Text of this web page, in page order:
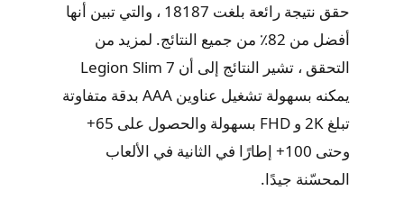
حقق نتيجة رائعة بلغت 18187 ، والتي تبين أنها
أفضل من 82٪ من جميع النتائج. لمزيد من
التحقق ، تشير النتائج إلى أن Legion Slim 7
يمكنه بسهولة تشغيل عناوين AAA بدقة متفاوتة
تبلغ 2K و FHD بسهولة والحصول على 65+
وحتى 100+ إطارًا في الثانية في الألعاب
المحسّنة جيدًا.